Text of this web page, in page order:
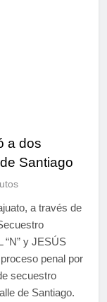
a dos
Santiago
a través de
“N” y JESÚS
penal por
secuestro
de Santiago.